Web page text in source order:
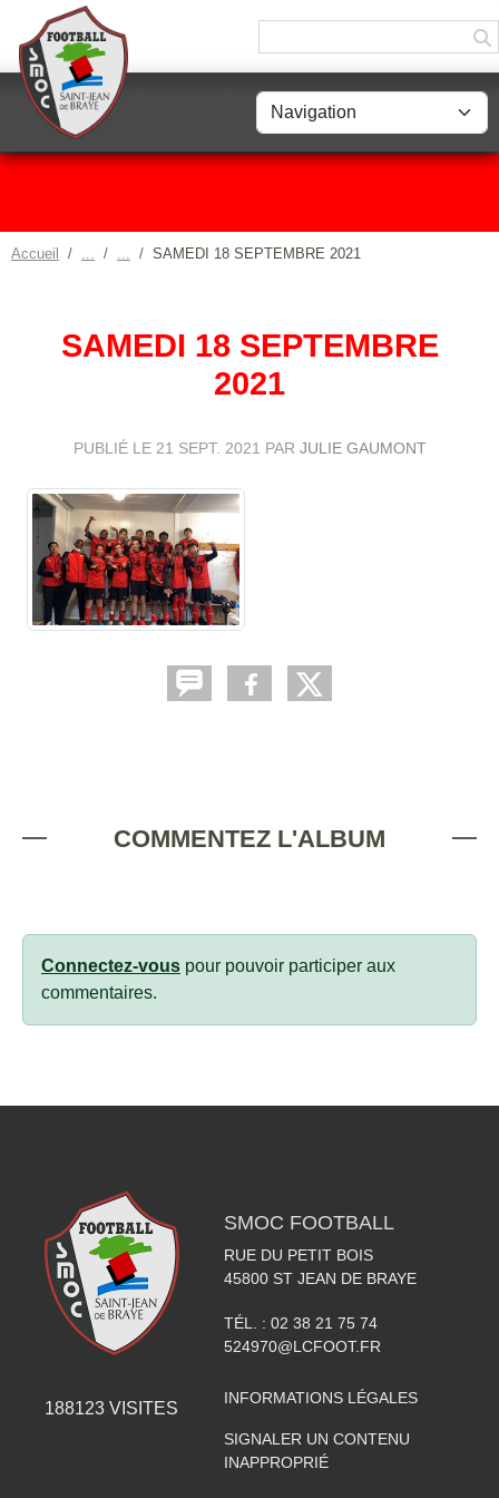
Accueil SAMEDI 18 SEPTEMBRE 2021
SAMEDI 18 SEPTEMBRE
2021
PUBLIÉ LE 21 SEPT. 2021 PAR JULIE GAUMONT
COMMENTEZ L'ALBUM
Connectez-vous pour pouvoir participer aux
commentaires.
188123 VISITES
SMOC FOOTBALL
RUE DU PETIT BOIS
45800 ST JEAN DE BRAYE
TÉL. : 02 38 21 75 74
524970@LCFOOT.FR
INFORMATIONS LÉGALES
SIGNALER UN CONTENU
INAPPROPRIÉ
Panneau de gestion des cookies